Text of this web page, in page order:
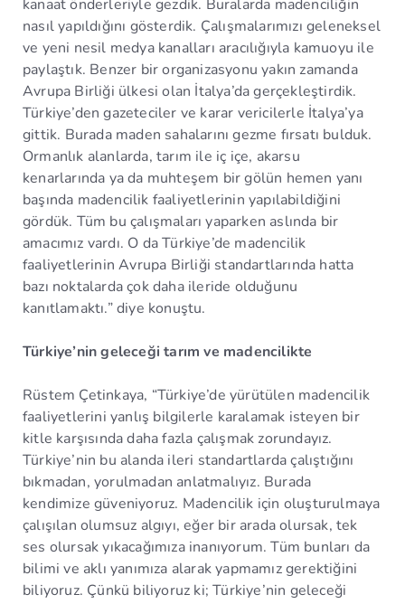
kanaat önderleriyle gezdik. Buralarda madenciliğin
nasıl yapıldığını gösterdik. Çalışmalarımızı geleneksel
ve yeni nesil medya kanalları aracılığıyla kamuoyu ile
paylaştık. Benzer bir organizasyonu yakın zamanda
Avrupa Birliği ülkesi olan İtalya’da gerçekleştirdik.
Türkiye’den gazeteciler ve karar vericilerle İtalya’ya
gittik. Burada maden sahalarını gezme fırsatı bulduk.
Ormanlık alanlarda, tarım ile iç içe, akarsu
kenarlarında ya da muhteşem bir gölün hemen yanı
başında madencilik faaliyetlerinin yapılabildiğini
gördük. Tüm bu çalışmaları yaparken aslında bir
amacımız vardı. O da Türkiye’de madencilik
faaliyetlerinin Avrupa Birliği standartlarında hatta
bazı noktalarda çok daha ileride olduğunu
kanıtlamaktı.” diye konuştu.
Türkiye’nin geleceği tarım ve madencilikte
Rüstem Çetinkaya, “Türkiye’de yürütülen madencilik
faaliyetlerini yanlış bilgilerle karalamak isteyen bir
kitle karşısında daha fazla çalışmak zorundayız.
Türkiye’nin bu alanda ileri standartlarda çalıştığını
bıkmadan, yorulmadan anlatmalıyız. Burada
kendimize güveniyoruz. Madencilik için oluşturulmaya
çalışılan olumsuz algıyı, eğer bir arada olursak, tek
ses olursak yıkacağımıza inanıyorum. Tüm bunları da
bilimi ve aklı yanımıza alarak yapmamız gerektiğini
biliyoruz. Çünkü biliyoruz ki; Türkiye’nin geleceği